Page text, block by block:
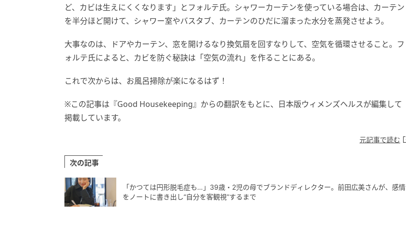
ど、カビは生えにくくなります」とフォルテ氏。シャワーカーテンを使っている場合は、カーテン
を半分ほど開けて、シャワー室やバスタブ、カーテンのひだに溜まった水分を蒸発させよう。
大事なのは、ドアやカーテン、窓を開けるなり換気扇を回すなりして、空気を循環させること。フ
ォルテ氏によると、カビを防ぐ秘訣は「空気の流れ」を作ることにある。
これで次からは、お風呂掃除が楽になるはず！
※この記事は『Good Housekeeping』からの翻訳をもとに、日本版ウィメンズヘルスが編集して
掲載しています。
元記事で読む
次の記事
「かつては円形脱毛症も…」39歳・2児の母でブランドディレクター。前田広美さんが、感情
をノートに書き出し“自分を客観視”するまで